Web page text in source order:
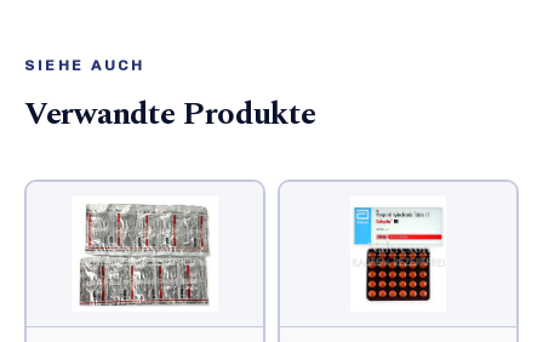
SIEHE AUCH
Verwandte Produkte